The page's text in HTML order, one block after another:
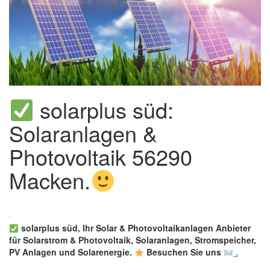
solarplus süd:
Solaranlagen &
Photovoltaik 56290
Macken.
solarplus süd, Ihr Solar & Photovoltaikanlagen Anbieter
für Solarstrom & Photovoltaik, Solaranlagen, Stromspeicher,
PV Anlagen und Solarenergie.
Besuchen Sie uns .